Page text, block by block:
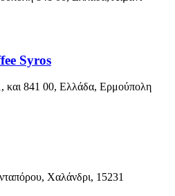
Syros
και 841 00, Ελλάδα, Ερμούπολη
Χαλάνδρι, 15231